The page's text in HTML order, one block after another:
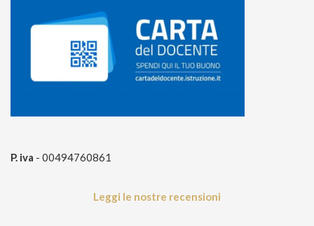
Iscriviti per ricevere il tuo sconto esclusivo e ricevere
ulle nostre novità!
P. iva - 00494760861
Leggi le nostre recensioni